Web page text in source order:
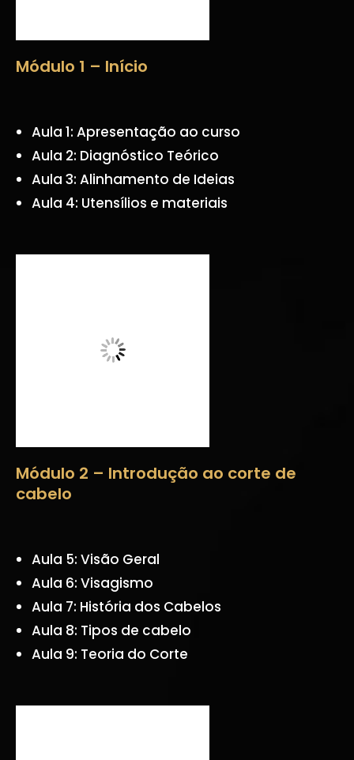
Módulo 1 – Início
Aula 1: Apresentação ao curso
Aula 2: Diagnóstico Teórico
Aula 3: Alinhamento de Ideias
Aula 4: Utensílios e materiais
Módulo 2 – Introdução ao corte de
cabelo
Aula 5: Visão Geral
Aula 6: Visagismo
Aula 7: História dos Cabelos
Aula 8: Tipos de cabelo
Aula 9: Teoria do Corte